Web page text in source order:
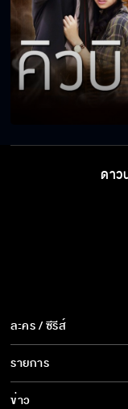
ดาว
ละคร / ซีรีส์
ละคร/ซีรีส์
ซีรีส์นานาชาติ
รายการ
รายการทั้งหมด
ข่าว